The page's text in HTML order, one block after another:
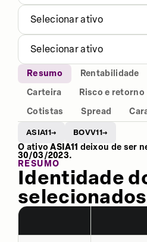
Selecionar ativo
Selecionar ativo
Resumo Rentabilidade
Carteira
Risco e retorno
Cotistas
Spread
ASIA11→ BOVV11→
O ativoASIA11 deixou de ser
30/03/2023.
RESUMO
Identidade
selecionados